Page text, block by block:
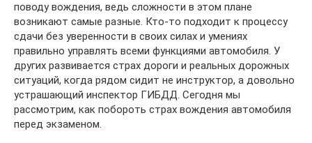
поводу вождения, ведь сложности в этом плане
возникают самые разные. Кто-то подходит к процессу
сдачи без уверенности в своих силах и умениях
правильно управлять всеми функциями автомобиля. У
других развивается страх дороги и реальных дорожных
ситуаций, когда рядом сидит не инструктор, а довольно
устрашающий инспектор ГИБДД. Сегодня мы
рассмотрим, как побороть страх вождения автомобиля
перед экзаменом.